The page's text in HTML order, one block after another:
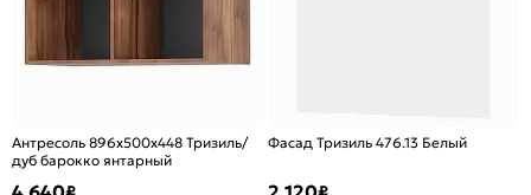
Антресоль 896x500x448 Тризиль/
дуб барокко янтарный
Фасад Тризиль 476.13 Белый